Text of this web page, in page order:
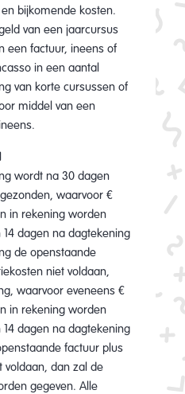
bijkomende kosten.
van een jaarcursus
een factuur, ineens of
in een aantal
van korte cursussen of
middel van een
wordt na 30 dagen
waarvoor €
in rekening worden
dagen na dagtekening
de openstaande
niet voldaan,
waarvoor eveneens €
in rekening worden
dagen na dagtekening
factuur plus
voldaan, dan zal de
gegeven. Alle